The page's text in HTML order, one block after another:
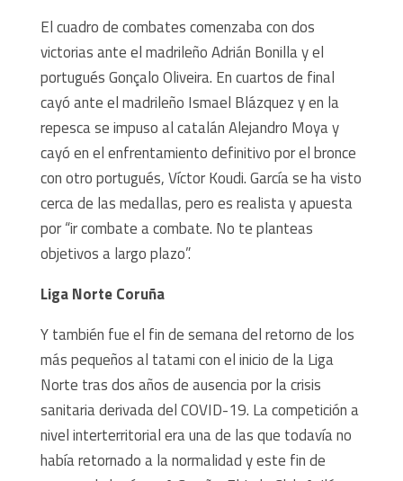
El cuadro de combates comenzaba con dos
victorias ante el madrileño Adrián Bonilla y el
portugués Gonçalo Oliveira. En cuartos de final
cayó ante el madrileño Ismael Blázquez y en la
repesca se impuso al catalán Alejandro Moya y
cayó en el enfrentamiento definitivo por el bronce
con otro portugués, Víctor Koudi. García se ha visto
cerca de las medallas, pero es realista y apuesta
por “ir combate a combate. No te planteas
objetivos a largo plazo”.
Liga Norte Coruña
Y también fue el fin de semana del retorno de los
más pequeños al tatami con el inicio de la Liga
Norte tras dos años de ausencia por la crisis
sanitaria derivada del COVID-19. La competición a
nivel interterritorial era una de las que todavía no
había retornado a la normalidad y este fin de